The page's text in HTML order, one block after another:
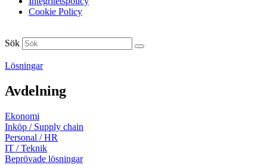
Cookie Policy
Sök
Lösningar
Avdelning
Ekonomi
Inköp / Supply chain
Personal / HR
IT / Teknik
Beprövade lösningar